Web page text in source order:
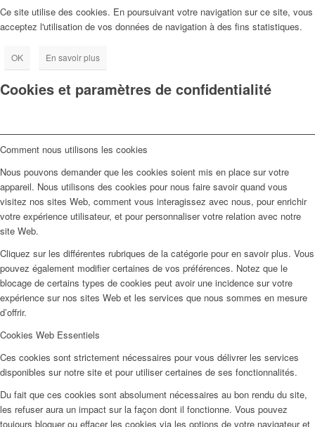
Ce site utilise des cookies. En poursuivant votre navigation sur ce site, vous
acceptez l'utilisation de vos données de navigation à des fins statistiques.
OK En savoir plus
Cookies et paramètres de confidentialité
Comment nous utilisons les cookies
Nous pouvons demander que les cookies soient mis en place sur votre
appareil. Nous utilisons des cookies pour nous faire savoir quand vous
visitez nos sites Web, comment vous interagissez avec nous, pour enrichir
votre expérience utilisateur, et pour personnaliser votre relation avec notre
site Web.
Cliquez sur les différentes rubriques de la catégorie pour en savoir plus. Vous
pouvez également modifier certaines de vos préférences. Notez que le
blocage de certains types de cookies peut avoir une incidence sur votre
expérience sur nos sites Web et les services que nous sommes en mesure
d’offrir.
Cookies Web Essentiels
Ces cookies sont strictement nécessaires pour vous délivrer les services
disponibles sur notre site et pour utiliser certaines de ses fonctionnalités.
Du fait que ces cookies sont absolument nécessaires au bon rendu du site,
les refuser aura un impact sur la façon dont il fonctionne. Vous pouvez
toujours bloquer ou effacer les cookies via les options de votre navigateur et